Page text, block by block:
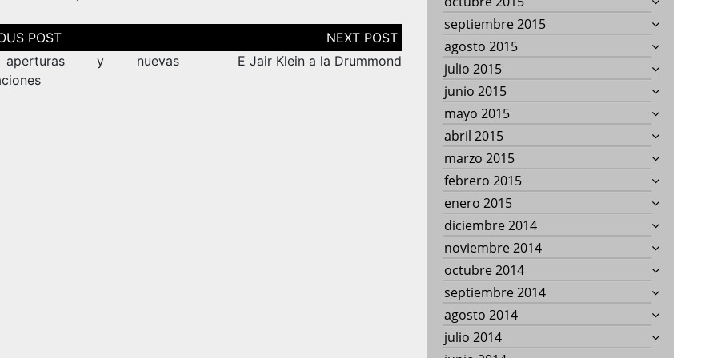
y nuevas
E Jair Klein a la Drummond
septiembre 2015
agosto 2015
julio 2015
junio 2015
mayo 2015
abril 2015
marzo 2015
febrero 2015
enero 2015
diciembre 2014
noviembre 2014
octubre 2014
septiembre 2014
agosto 2014
julio 2014